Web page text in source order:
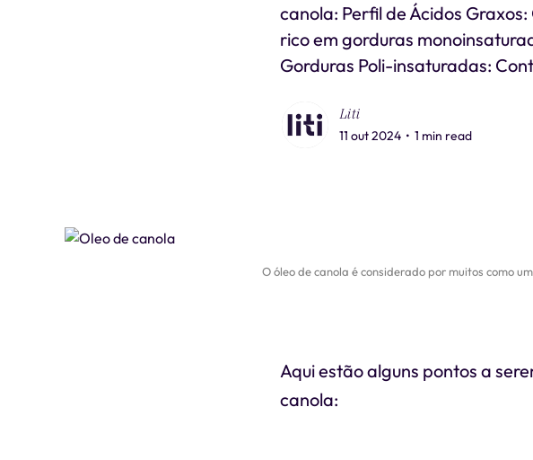
canola: Perfil de Ácidos
rico em gorduras
Gorduras Poli-insaturadas:
Liti
11 out 2024 • 1 min read
O óleo de canola é considerado por muitos como
Aqui estão alguns pontos a
canola: